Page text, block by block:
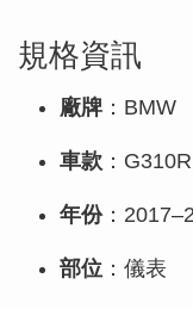
規格資訊
廠牌 ：BMW
車款 ：
年份：
部位 ：儀表